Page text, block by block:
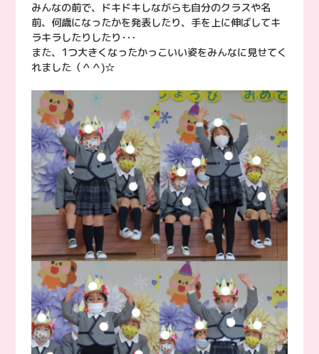
みんなの前で、ドキドキしながらも自分のクラスや名
前、何歳になったかを発表したり、手を上に伸ばしてキ
ラキラしたりしたり･･･
また、1つ大きくなったかっこいい姿をみんなに見せてく
れました（＾＾)☆